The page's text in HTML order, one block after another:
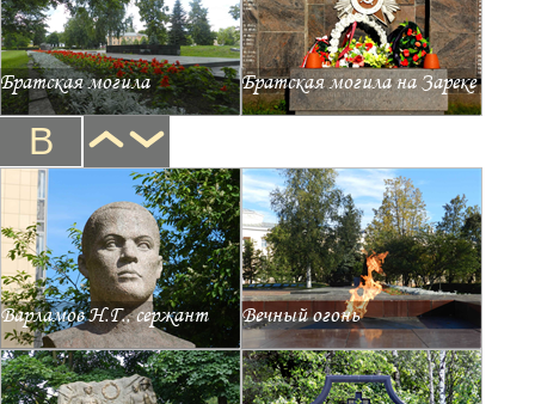
Братская могила Братская могила на Зареке
В
Варламов Н.Г., сержант Вечный огонь